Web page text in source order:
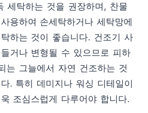
세탁하는 것을 권장하며, 찬물
용하여 손세탁하거나 세탁망에
하는 것이 좋습니다. 건조기 사
거나 변형될 수 있으므로 피하
는 그늘에서 자연 건조하는 것
. 특히 데미지나 워싱 디테일이
조심스럽게 다루어야 합니다.